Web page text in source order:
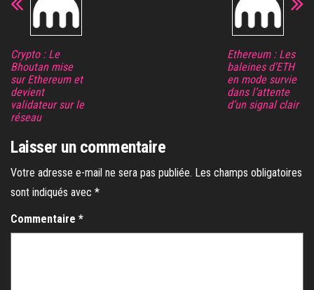
Crypto : Le
Bhoutan mise
sur Ethereum et
devient
validateur sur le
réseau
Ethereum : Les
baleines d’ETH
en mode survie
dans l’attente
d’un signal clair
Laisser un commentaire
Votre adresse e-mail ne sera pas publiée. Les champs obligatoires
sont indiqués avec *
Commentaire *